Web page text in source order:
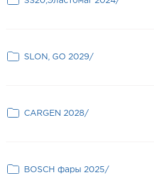
SLON, GO 2029/
CARGEN 2028/
BOSCH фары 2025/